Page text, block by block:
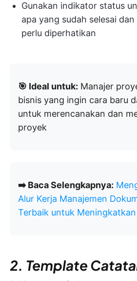
Gunakan indikator status
apa yang sudah selesai
perlu diperhatikan
🎯 Ideal untuk: Manajer
bisnis yang ingin cara baru
untuk merencanakan dan
proyek
➡️ Baca Selengkapnya:
Alur Kerja Manajemen
Terbaik untuk
2. Template